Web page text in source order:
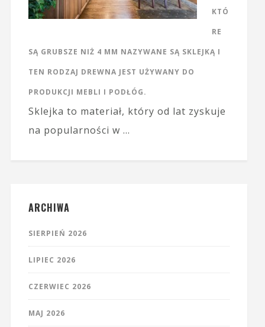
KTÓ
RE
SĄ GRUBSZE NIŻ 4 MM NAZYWANE SĄ SKLEJKĄ I
TEN RODZAJ DREWNA JEST UŻYWANY DO
PRODUKCJI MEBLI I PODŁÓG.
Sklejka to materiał, który od lat zyskuje
na popularności w …
ARCHIWA
SIERPIEŃ 2026
LIPIEC 2026
CZERWIEC 2026
MAJ 2026